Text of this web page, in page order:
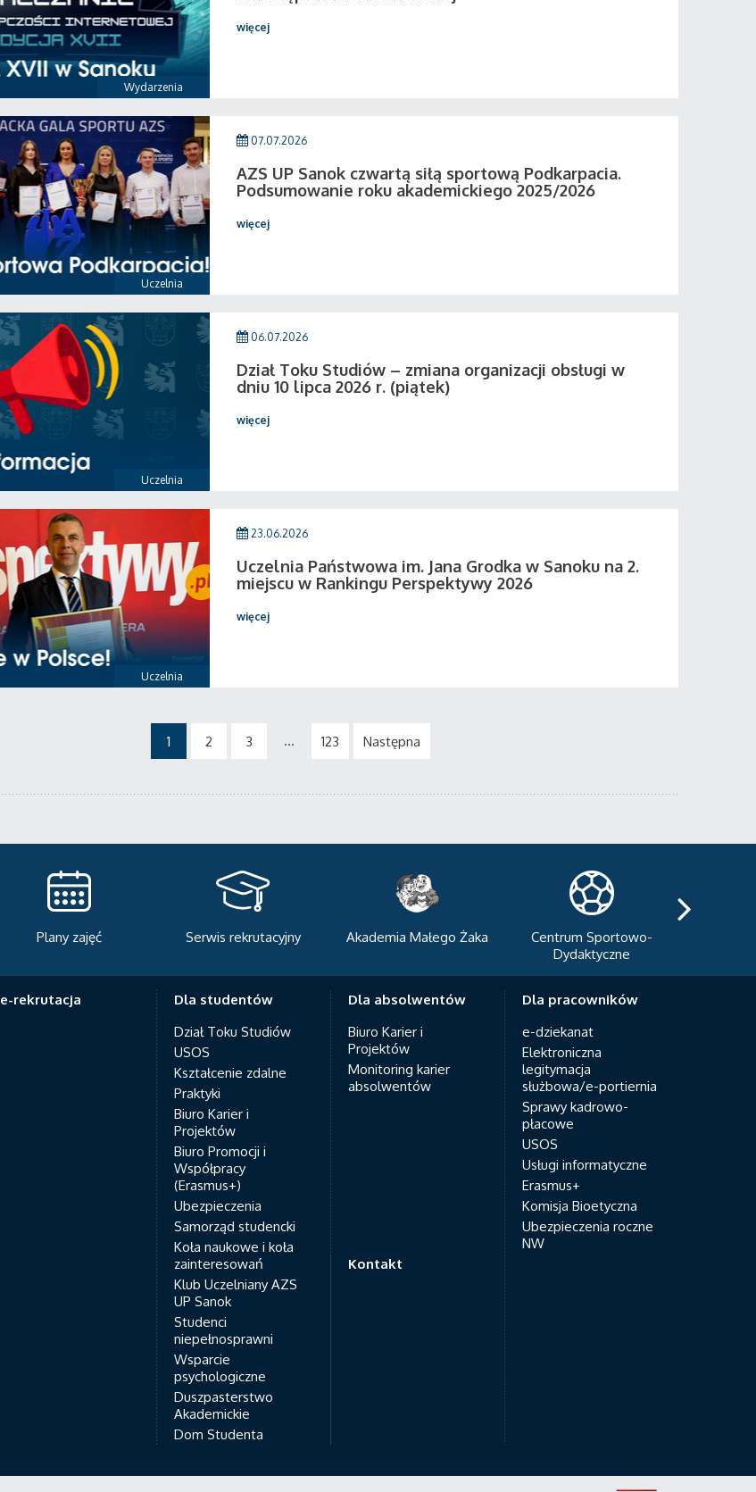
Wydarzenia
więcej
Uczelnia
07.07.2026
AZS UP Sanok czwartą siłą sportową Podkarpacia.
Podsumowanie roku akademickiego 2025/2026
więcej
Uczelnia
06.07.2026
Dział Toku Studiów – zmiana organizacji obsługi w
dniu 10 lipca 2026 r. (piątek)
więcej
Uczelnia
23.06.2026
Uczelnia Państwowa im. Jana Grodka w Sanoku na 2.
miejscu w Rankingu Perspektywy 2026
więcej
1 2 3 ... 123 Następna
Plany zajęć Serwis rekrutacyjny Akademia Małego Żaka
Centrum Sportowo-
Dydaktyczne
e-rekrutacja
Dla studentów
Dział Toku Studiów
USOS
Kształcenie zdalne
Praktyki
Biuro Karier i
Projektów
Biuro Promocji i
Współpracy
(Erasmus+)
Ubezpieczenia
Samorząd studencki
Koła naukowe i koła
zainteresowań
Klub Uczelniany AZS
UP Sanok
Studenci
niepełnosprawni
Wsparcie
psychologiczne
Duszpasterstwo
Akademickie
Dom Studenta
Dla absolwentów
Biuro Karier i
Projektów
Monitoring karier
absolwentów
Dla pracowników
e-dziekanat
Elektroniczna
legitymacja
służbowa/e-portiernia
Sprawy kadrowo-
płacowe
USOS
Usługi informatyczne
Erasmus+
Komisja Bioetyczna
Ubezpieczenia roczne
NW
Kontakt